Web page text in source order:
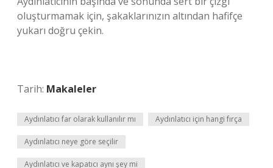
oluşturmamak için, şakaklarınızın altından hafifçe
yukarı doğru çekin.
Tarih: Makaleler
Aydınlatıcı far olarak kullanılır mı Aydınlatıcı için hangi fırça
Aydınlatıcı neye göre seçilir
Aydınlatıcı ve kapatıcı aynı şey mi